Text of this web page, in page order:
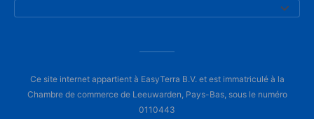
Ce site internet appartient à EasyTerra B.V. et est immatriculé à la
Chambre de commerce de Leeuwarden, Pays-Bas, sous le numéro
0110443